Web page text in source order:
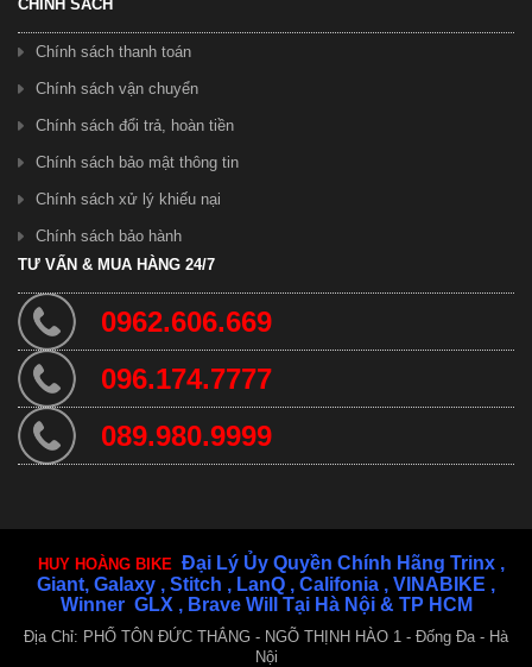
Xe Đạp Nữ Xaming
1.300.000 ₫
CHÍNH SÁCH
Chính sách thanh toán
Chính sách vận chuyển
Chính sách đổi trả, hoàn tiền
Chính sách bảo mật thông tin
Chính sách xử lý khiếu nại
Chính sách bảo hành
TƯ VẤN & MUA HÀNG 24/7
0962.606.669
096.174.7777
089.980.9999
HUY HOÀNG BIKE Đại Lý Ủy Quyền Chính Hãng Trinx ,
Giant, Galaxy , Stitch , LanQ , Califonia , VINABIKE ,
Winner GLX , Brave Will Tại Hà Nội & TP HCM
Địa Chỉ: PHỐ TÔN ĐỨC THẮNG - NGÕ THỊNH HÀO 1 - Đống Đa - Hà
Nội